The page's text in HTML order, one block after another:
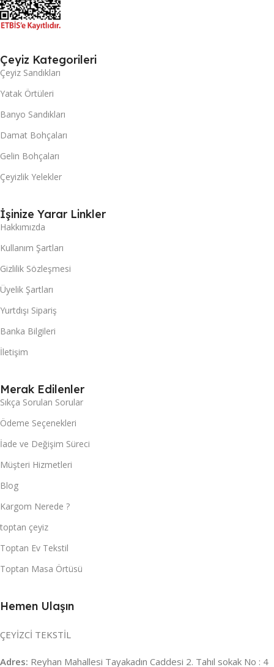
Çeyiz Kategorileri
Çeyiz Sandıkları
Yatak Örtüleri
Banyo Sandıkları
Damat Bohçaları
Gelin Bohçaları
Çeyizlik Yelekler
İşinize Yarar Linkler
Hakkımızda
Kullanım Şartları
Gizlilik Sözleşmesi
Üyelik Şartları
Yurtdışı Sipariş
Banka Bilgileri
İletişim
Merak Edilenler
Sıkça Sorulan Sorular
Ödeme Seçenekleri
İade ve Değişim Süreci
Müşteri Hizmetleri
Blog
Kargom Nerede ?
toptan çeyiz
Toptan Ev Tekstil
Toptan Masa Örtüsü
Hemen Ulaşın
ÇEYİZCİ TEKSTİL
Adres: Reyhan Mahallesi Tayakadın Caddesi 2. Tahıl sokak No : 4